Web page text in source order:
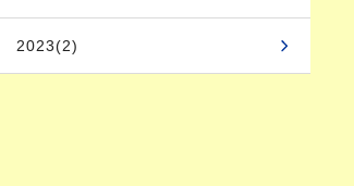
2023(2)